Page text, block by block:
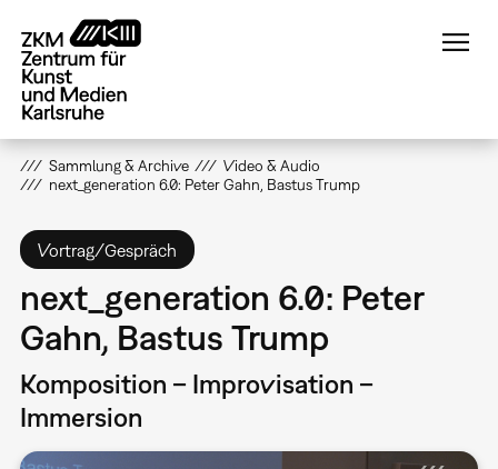
zum
Inhalt
Sammlung & Archive
Video & Audio
next_generation 6.0: Peter Gahn, Bastus Trump
Vortrag/Gespräch
next_generation 6.0: Peter
Gahn, Bastus Trump
Komposition – Improvisation –
Immersion